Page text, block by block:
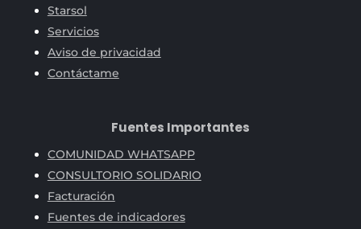
Starsol
Servicios
Aviso de privacidad
Contáctame
Fuentes Importantes
COMUNIDAD WHATSAPP
CONSULTORIO SOLIDARIO
Facturación
Fuentes de indicadores